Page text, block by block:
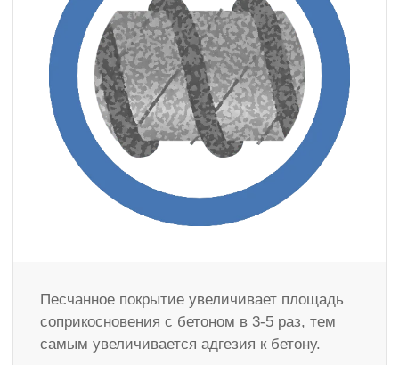
Песчанное покрытие увеличивает площадь
соприкосновения с бетоном в 3-5 раз, тем
самым увеличивается адгезия к бетону.